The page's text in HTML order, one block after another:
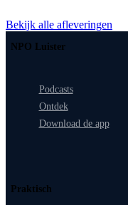
Bekijk alle afleveringen
NPO Luister
Podcasts
Ontdek
Download de app
Praktisch